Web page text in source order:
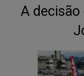
A decisão